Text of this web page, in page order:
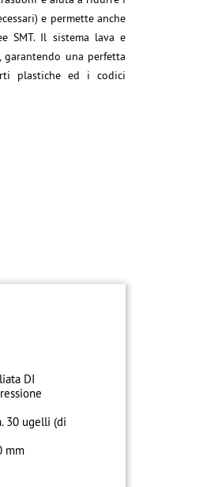
e permette anche
SMT. Il sistema lava e
garantendo una perfetta
plastiche ed i codici
DI
30 ugelli (di
mm